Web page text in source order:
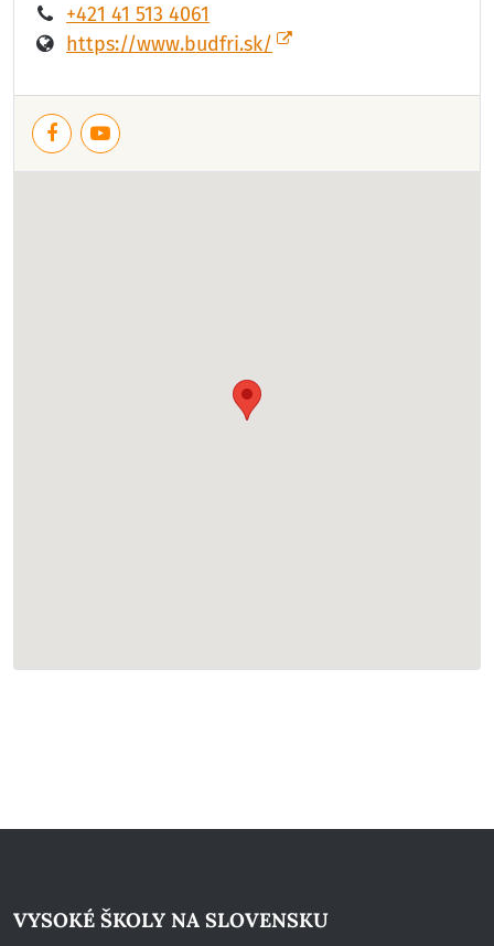
+421 41 513 4061
https://www.budfri.sk/
FacebookYouTube
VYSOKÉ ŠKOLY NA SLOVENSKU